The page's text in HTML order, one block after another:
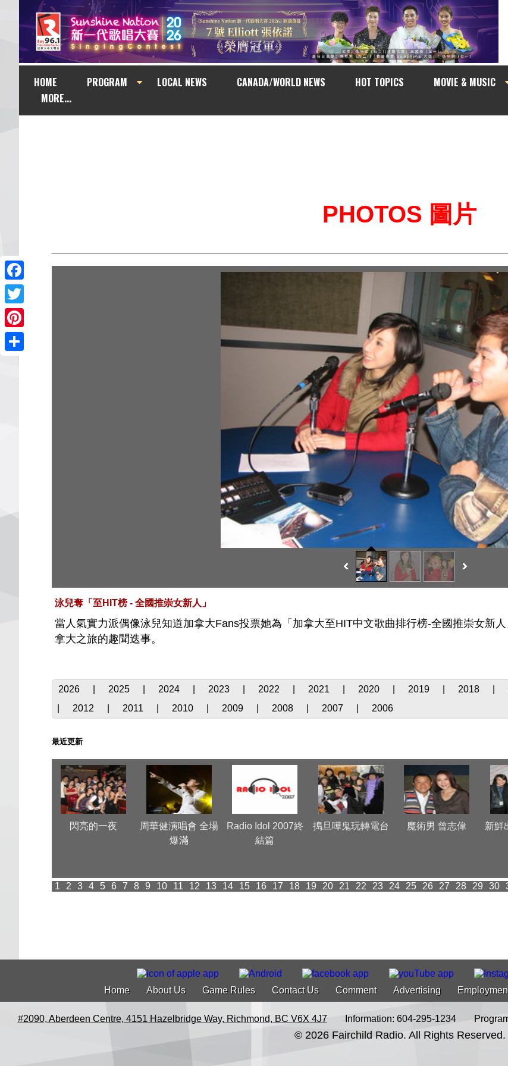
HOME PROGRAM LOCAL NEWS CANADA/WORLD NEWS HOT TOPICS MOVIE & MUSIC
MORE...
Facebook
Twitter
Pinterest
PHOTOS 圖片
泳兒奪「至HIT榜 - 全國推崇女新人」
當人氣實力派偶像泳兒知道加拿大Fans投票她為「加拿大至HIT中文歌曲排行榜-全國推崇女新
拿大之旅的趣聞迭事。
2026 2025 2024 2023 2022 2021 2020 2019 2018
2012 2011 2010 2009 2008 2007 2006
最近更新
閃亮的一夜
周華健演唱會 全場
爆滿
Radio Idol 2007終
結篇
搗旦嘩鬼玩轉電台 魔術男 曾志偉
新鮮
1 2 3 4 5 6 7 8 9 10 11 12 13 14 15 16 17 18 19 20 21 22 23 24 25 26 27 28 29 30
Home About Us Game Rules Contact Us Comment Advertising
#2090, Aberdeen Centre, 4151 Hazelbridge Way, Richmond, BC V6X 4J7 Information: 604-295-1234
© 2026 Fairchild Radio. All Rights Reserved.